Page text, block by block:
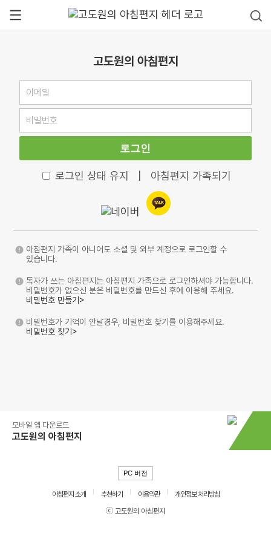
고도원의 아침편지
로그인
로그인 상태 유지 아침편지 가족되기
아침편지 가족이 아니어도 소셜 및 외부 계정으로 로그인할 수
있습니다.
독자가 쓰는 아침편지는 아침편지 가족으로 로그인하셔야 가능합니다.
비밀번호가 없으신 분은 비밀번호를 만드신 후에 이용해 주세요.
비밀번호 만들기>
비밀번호가 기억이 안날경우, 비밀번호 찾기를 이용해주세요.
비밀번호 찾기>
모바일 앱 다운로드
고도원의 아침편지
PC 버전
아침편지 소개 추천하기 이용약관
개인정보 처리방침
ⓒ 고도원의 아침편지